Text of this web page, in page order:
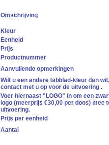
Omschrijving
Kleur
Eenheid
Prijs
Productnummer
Aanvullende opmerkingen
Wilt u een andere tabblad-kleur dan
contact met u op voor de uitvoering .
Voer hiernaast "LOGO" in om een
logo (meerprijs €30,00 per doos) mee
uitvoering.
Prijs per eenheid
Aantal